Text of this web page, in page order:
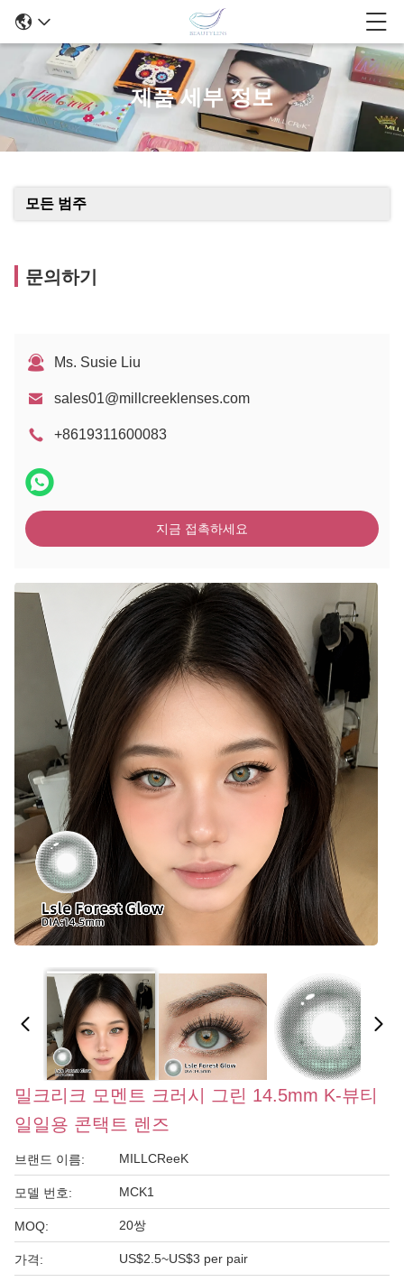
제품 세부 정보
모든 범주
문의하기
Ms. Susie Liu
sales01@millcreeklenses.com
+8619311600083
지금 접촉하세요
밀크리크 모멘트 크러시 그린 14.5mm K-뷰티
일일용 콘택트 렌즈
브랜드 이름: MILLCReeK
모델 번호: MCK1
MOQ: 20쌍
가격: US$2.5~US$3 per pair